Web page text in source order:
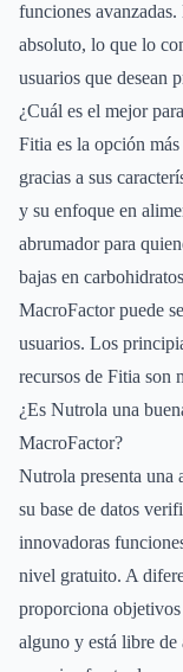
funciones
absoluto, lo que lo
usuarios que desean
¿Cuál es el mejor
Fitia es la opción
gracias a sus
y su enfoque en
abrumador para
bajas en
MacroFactor puede
usuarios. Los
recursos de Fitia son
¿Es Nutrola una
MacroFactor?
Nutrola presenta una
su base de datos
innovadoras
nivel gratuito. A
proporciona
alguno y está libre de